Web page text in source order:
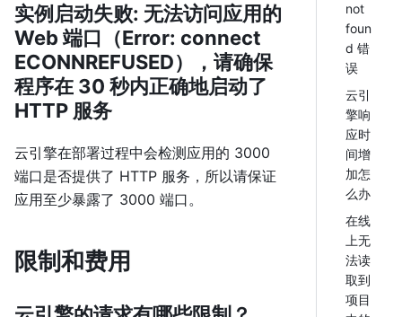
实例启动失败: 无法访问应用的
Web 端口（Error: connect
ECONNREFUSED），请确保
程序在 30 秒内正确地启动了
HTTP 服务
云引擎在部署过程中会检测应用的 3000
端口是否提供了 HTTP 服务，所以请保证
应用至少暴露了 3000 端口。
限制和费用
not
foun
d 错
误
云引
擎响
应时
间增
加怎
么办
在线
上无
法读
取到
项目